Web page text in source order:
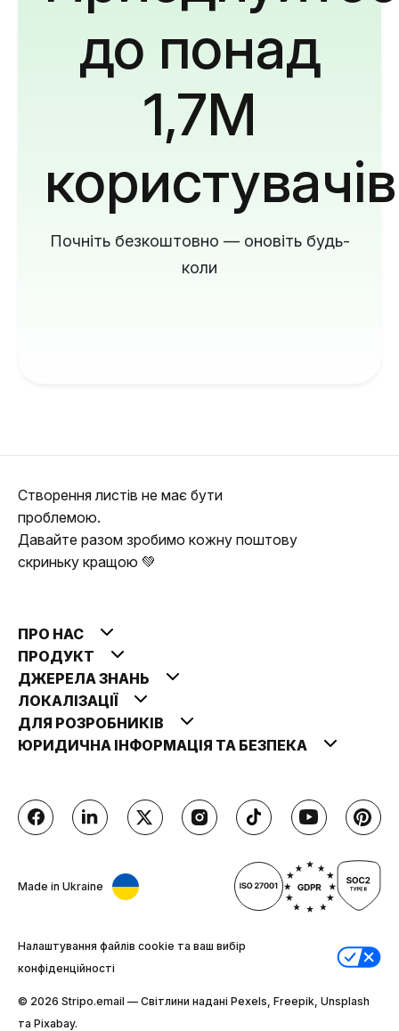
до понад
1,7M
користувачів
Почніть безкоштовно — оновіть будь-
коли
Створення листів не має бути
проблемою.
Давайте разом зробимо кожну поштову
скриньку кращою 💚
ПРО НАС
ПРОДУКТ
ДЖЕРЕЛА ЗНАНЬ
ЛОКАЛІЗАЦІЇ
ДЛЯ РОЗРОБНИКІВ
ЮРИДИЧНА ІНФОРМАЦІЯ ТА БЕЗПЕКА
Made in Ukraine
Налаштування файлів cookie та ваш вибір
конфіденційності
© 2026 Stripо.email — Світлини надані Pexels, Freepik, Unsplash
та Pixabay.